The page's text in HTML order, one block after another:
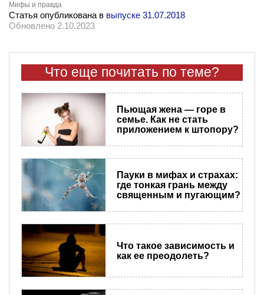
Мифы и правда
Статья опубликована в выпуске 31.07.2018
Обновлено 2.10.2023
Что еще почитать по теме?
Пьющая жена — горе в
семье. Как не стать
приложением к штопору?
Пауки в мифах и страхах:
где тонкая грань между
священным и пугающим?
Что такое зависимость и
как ее преодолеть?